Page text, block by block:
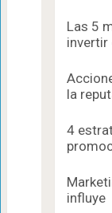
Las 5
invertir
la
4
influye